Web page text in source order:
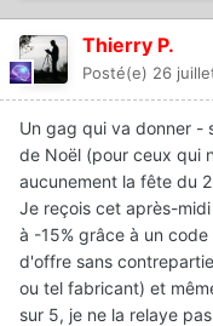
Thierry P.
Posté(e) 26
Un gag qui va donner -
de Noël (pour ceux qui
aucunement la fête du
Je reçois cet après-
à -15% grâce à un
d'offre sans
ou tel fabricant) et
sur 5, je ne la relaye